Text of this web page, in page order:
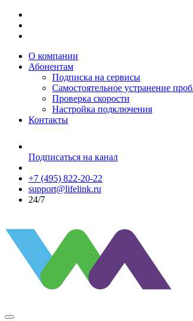
О компании
Абонентам
Подписка на сервисы
Самостоятельное устранение
Проверка скорости
Настройка подключения
Контакты
Подписаться на канал
+7 (495) 822-20-22
support@lifelink.ru
24/7